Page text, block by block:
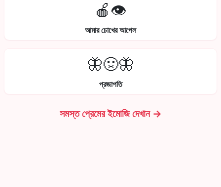
🍎👁️
আমার চোখের আপেল
🦋🤢🦋
প্রজাপতি
সমস্ত প্রেমের ইমোজি দেখান →